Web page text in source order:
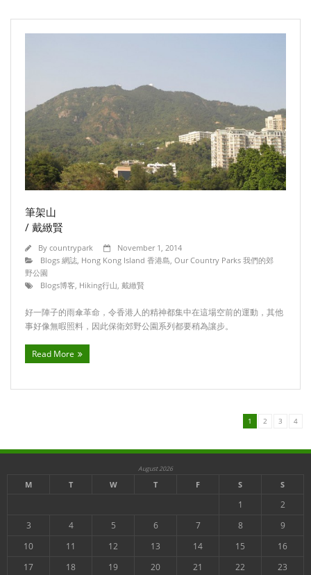
筆架山
/ 戴緻賢
By countrypark
November 1, 2014
Blogs 網誌 Hong Kong Island 香港島 Our Country Parks 我們的郊
野公園
Blogs博客 Hiking行山 戴緻賢
好一陣子的雨傘革命，令香港人的精神都集中在這場空前的運動，其他
事好像無暇照料，因此保衛郊野公園系列都要稍為讓步。
Read More
1 2 3 4
August 2026
M T W T F S S
1
2
3
4 5 6 7 8
9
10
11 12 13 14 15
16
17
18 19 20 21 22
23